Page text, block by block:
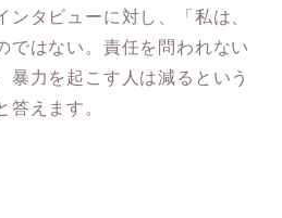
ンタビューに対し、「私は、
ではない。責任を問われない
暴力を起こす人は減るという
答えます。